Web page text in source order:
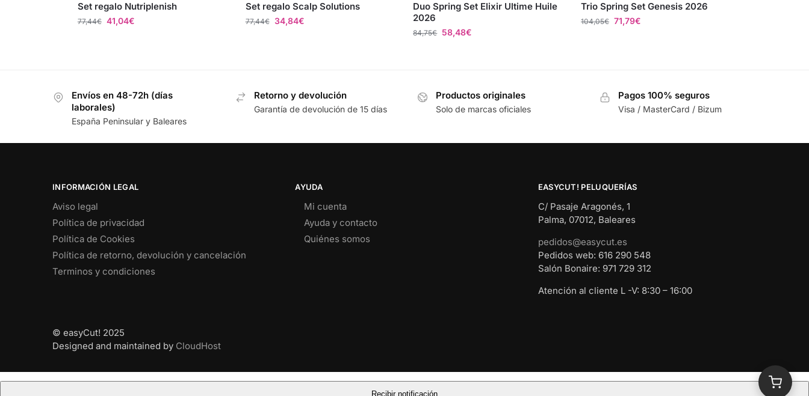
Set regalo Nutriplenish
77,44€ 41,04€
Set regalo Scalp Solutions
77,44€ 34,84€
Duo Spring Set Elixir Ultime Huile
2026
84,75€ 58,48€
Trio Spring Set Genesis 2026
104,05€ 71,79€
Envíos en 48-72h (días
laborales)
España Peninsular y Baleares
Retorno y devolución
Garantía de devolución de 15 días
Productos originales
Solo de marcas oficiales
Pagos 100% seguros
Visa / MasterCard / Bizum
INFORMACIÓN LEGAL
Aviso legal
Política de privacidad
Política de Cookies
Política de retorno, devolución y cancelación
Terminos y condiciones
AYUDA
Mi cuenta
Ayuda y contacto
Quiénes somos
EASYCUT! PELUQUERÍAS
C/ Pasaje Aragonés, 1
Palma, 07012, Baleares
pedidos@easycut.es
Pedidos web: 616 290 548
Salón Bonaire: 971 729 312
Atención al cliente L -V: 8:30 – 16:00
© easyCut! 2025
Designed and maintained by CloudHost